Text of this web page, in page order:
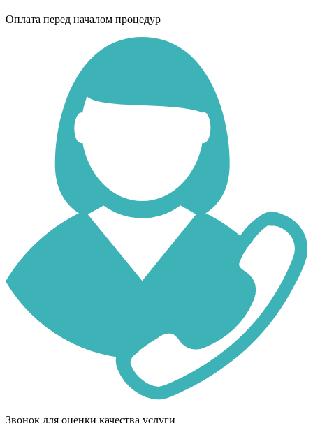
Оплата перед началом процедур
Звонок для оценки качества услуги